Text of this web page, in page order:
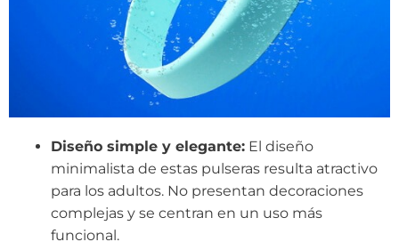
Diseño simple y elegante:El diseño
minimalista de estas pulseras resulta atractivo
para los adultos. No presentan decoraciones
complejas y se centran en un uso más
funcional.